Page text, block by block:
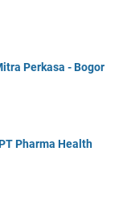
Perkasa - Bogor
Pharma Health